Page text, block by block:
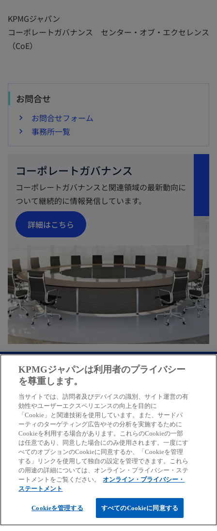
KPMGジャパン
コーポレートガバナンス センター・オブ・エクセレンス
（CoE）
お問合せ
お問合せフォーム
事務所一覧
コーポレートガバナンス
コーポレートガバナンスと関連領域の最新動向に
ついて継続的に情報発信しています。
詳細はこちら
新
し
タ
ブ
で
開
く
ご案内
サービス
キャリア情報
新
し
タ
ブ
新
し
い
タ
ブ
新
し
い
タ
ブ
新
し
い
タ
ブ
新
し
い
タ
ブ
© 2026 KPMG AZSA LLC, a limited liability audit corporation
incorporated under the Japanese Certified Public Accountants Law and
KPMGジャパンは利用者のプライバシー
を尊重します。
当サイトでは、訪問者及びデバイスの識別、サイト運営の有
効性やユーザーエクスペリエンスの向上を目的に
「Cookie」と関連技術を使用しています。また、サードパ
ーティのターゲティング広告やその分析を実施するために
Cookieを利用する場合があります。これらのCookieの一部
は任意であり、同意した場合にのみ使用されます。一度にす
べてのオプションのCookieに同意するか、「Cookieを管理
する」リンクを使用して独自の設定を管理できます。これら
の用途の詳細については、オンライン・プライバシー・ステ
ートメントをご覧ください。
オンライン・プライバシー・
ステートメント
Cookieを管理する すべてのCookieに同意する